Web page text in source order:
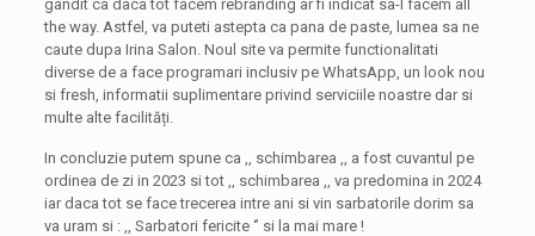
gandit ca daca tot facem rebranding ar fi indicat sa-l facem all
the way. Astfel, va puteti astepta ca pana de paste, lumea sa ne
caute dupa Irina Salon. Noul site va permite functionalitati
diverse de a face programari inclusiv pe WhatsApp, un look nou
si fresh, informatii suplimentare privind serviciile noastre dar si
multe alte facilități.
In concluzie putem spune ca ,, schimbarea ,, a fost cuvantul pe
ordinea de zi in 2023 si tot ,, schimbarea ,, va predomina in 2024
iar daca tot se face trecerea intre ani si vin sarbatorile dorim sa
va uram si : ,, Sarbatori fericite ‘’ si la mai mare !